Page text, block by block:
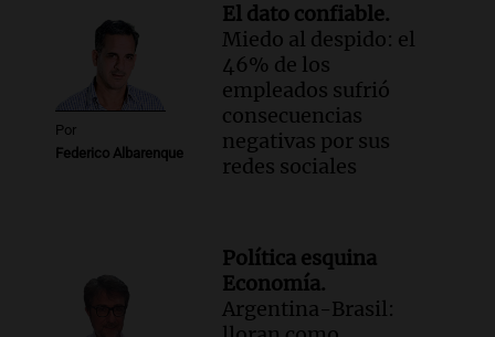
Por
Federico Albarenque
El dato confiable.
Miedo al despido: el
46% de los
empleados sufrió
consecuencias
negativas por sus
redes sociales
Política esquina
Economía.
Argentina-Brasil: